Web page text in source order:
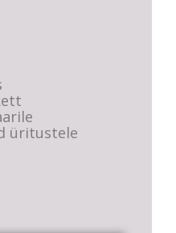
üritustele